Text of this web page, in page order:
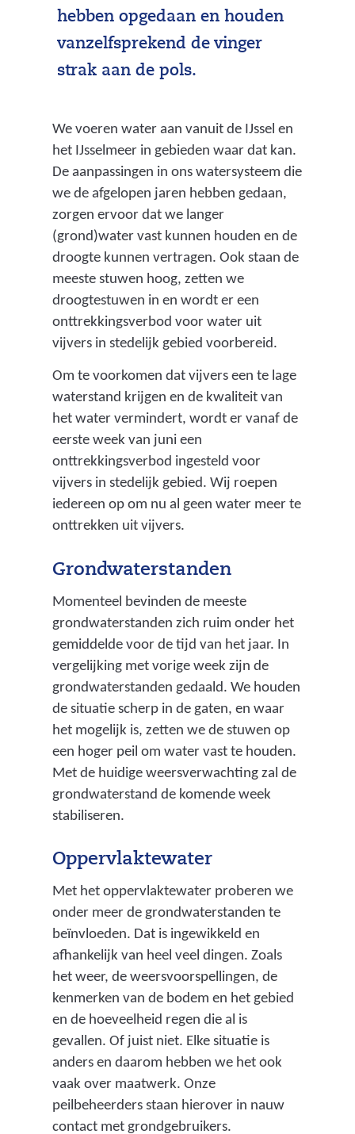
hebben opgedaan en houden
vanzelfsprekend de vinger
strak aan de pols.
We voeren water aan vanuit de IJssel en
het IJsselmeer in gebieden waar dat kan.
De aanpassingen in ons watersysteem die
we de afgelopen jaren hebben gedaan,
zorgen ervoor dat we langer
(grond)water vast kunnen houden en de
droogte kunnen vertragen. Ook staan de
meeste stuwen hoog, zetten we
droogtestuwen in en wordt er een
onttrekkingsverbod voor water uit
vijvers in stedelijk gebied voorbereid.
Om te voorkomen dat vijvers een te lage
waterstand krijgen en de kwaliteit van
het water vermindert, wordt er vanaf de
eerste week van juni een
onttrekkingsverbod ingesteld voor
vijvers in stedelijk gebied. Wij roepen
iedereen op om nu al geen water meer te
onttrekken uit vijvers.
Grondwaterstanden
Momenteel bevinden de meeste
grondwaterstanden zich ruim onder het
gemiddelde voor de tijd van het jaar. In
vergelijking met vorige week zijn de
grondwaterstanden gedaald. We houden
de situatie scherp in de gaten, en waar
het mogelijk is, zetten we de stuwen op
een hoger peil om water vast te houden.
Met de huidige weersverwachting zal de
grondwaterstand de komende week
stabiliseren.
Oppervlaktewater
Met het oppervlaktewater proberen we
onder meer de grondwaterstanden te
beïnvloeden. Dat is ingewikkeld en
afhankelijk van heel veel dingen. Zoals
het weer, de weersvoorspellingen, de
kenmerken van de bodem en het gebied
en de hoeveelheid regen die al is
gevallen. Of juist niet. Elke situatie is
anders en daarom hebben we het ook
vaak over maatwerk. Onze
peilbeheerders staan hierover in nauw
contact met grondgebruikers.